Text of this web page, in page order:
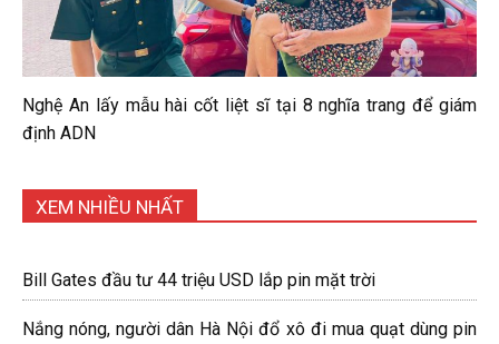
Nghệ An lấy mẫu hài cốt liệt sĩ tại 8 nghĩa trang để giám
định ADN
XEM NHIỀU NHẤT
Bill Gates đầu tư 44 triệu USD lắp pin mặt trời
Nắng nóng, người dân Hà Nội đổ xô đi mua quạt dùng pin